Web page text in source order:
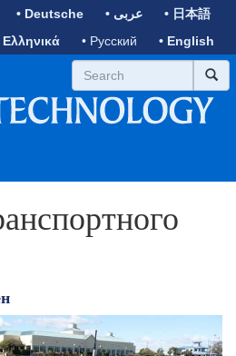
• Deutsche • عربى
• 日本語
Ελληνικά • Русский • English